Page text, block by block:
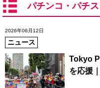
パチンコ・パチ
2026年06月12日
ニュース
Tokyo
を応援